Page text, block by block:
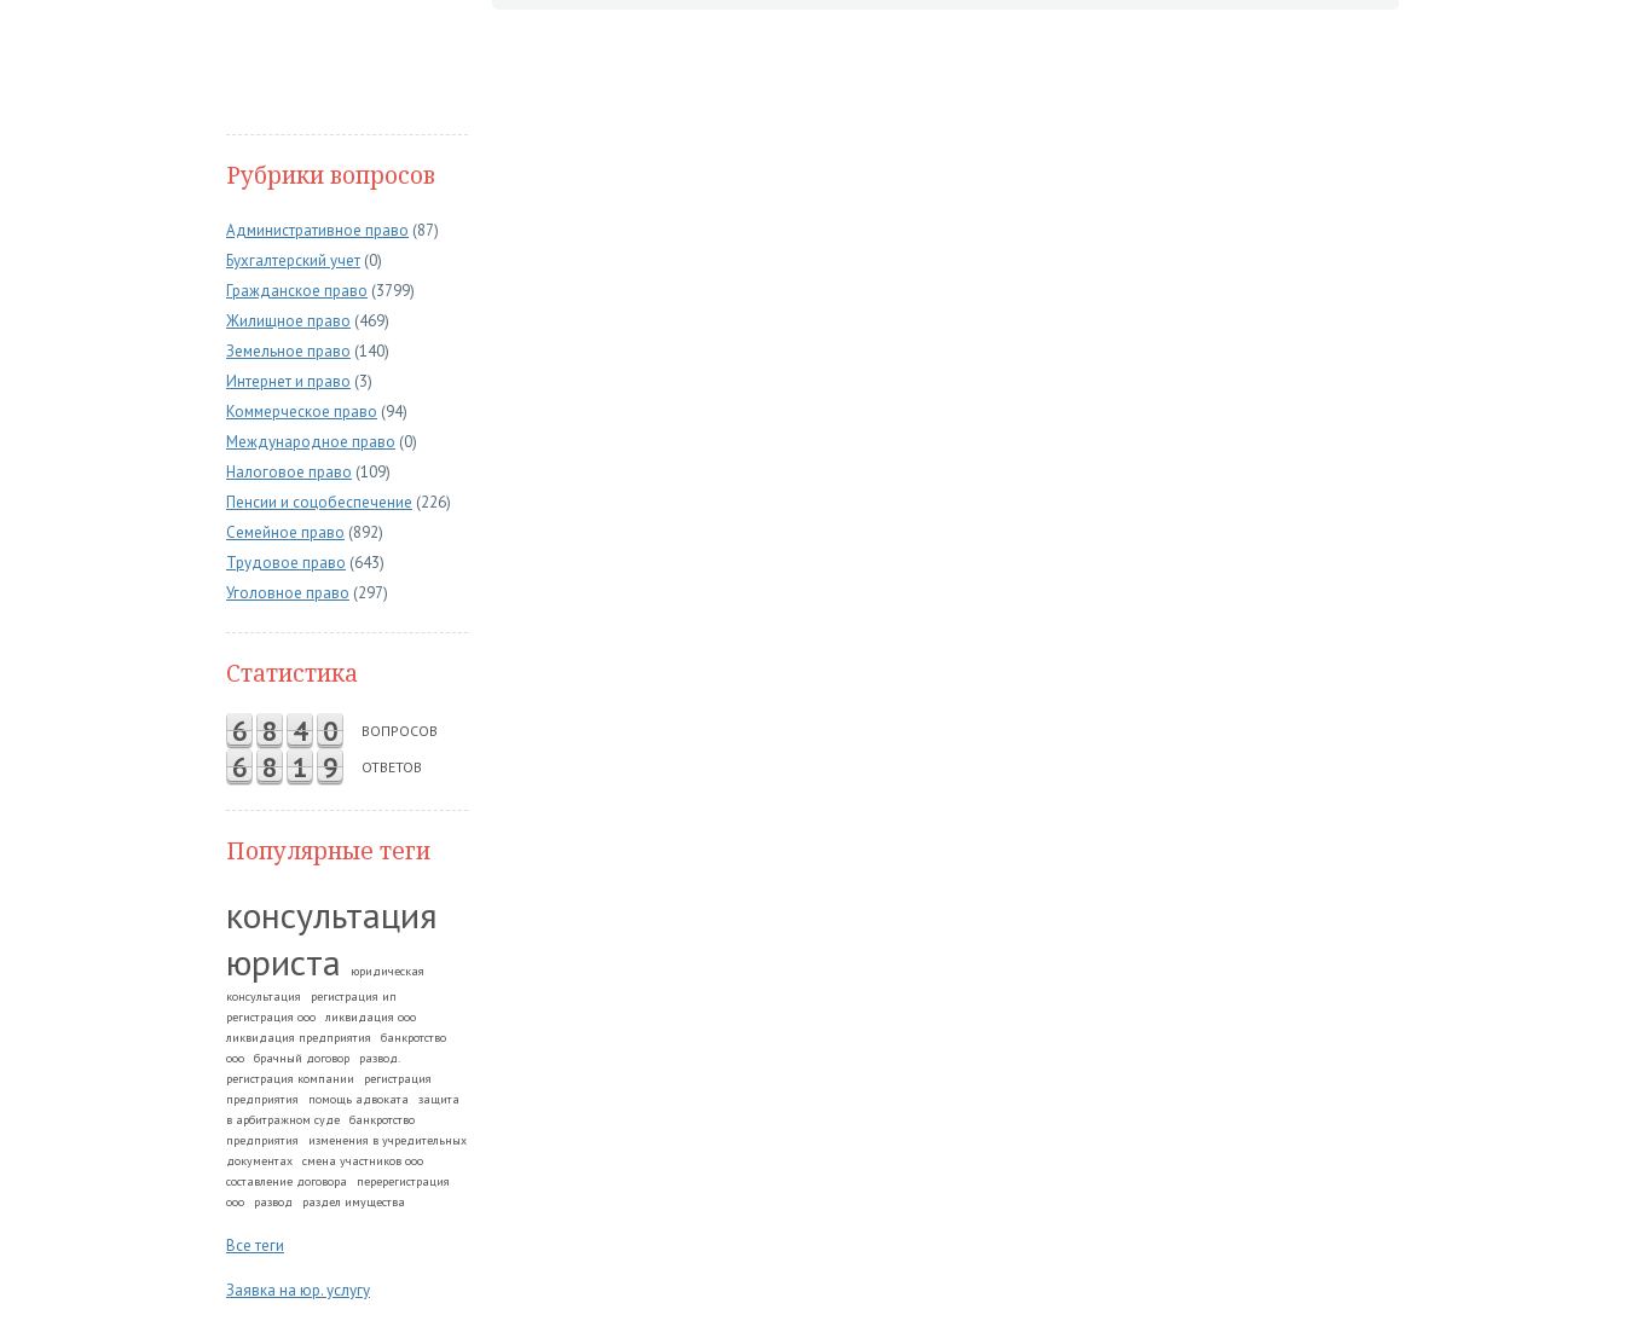
Рубрики вопросов
Административное право (87)
Бухгалтерский учет (0)
Гражданское право (3799)
Жилищное право (469)
Земельное право (140)
Интернет и право (3)
Коммерческое право (94)
Международное право (0)
Налоговое право (109)
Пенсии и соцобеспечение (226)
Семейное право (892)
Трудовое право (643)
Уголовное право (297)
Статистика
6 8 4 0 ВОПРОСОВ
6 8 1 9 ОТВЕТОВ
Популярные теги
консультация
юриста
юридическая
консультация
регистрация ип
регистрация ооо
ликвидация ооо
ликвидация предприятия
банкротство
ооо
брачный договор
развод.
регистрация компании
регистрация
предприятия
помощь адвоката
защита
в арбитражном суде
банкротство
предприятия
изменения в учредительных
документах
смена участников ооо
составление договора
перерегистрация
ооо
развод раздел имущества
Все теги
Заявка на юр. услугу